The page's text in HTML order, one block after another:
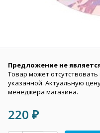
Предложение не
Товар может
указанной. Актуальную
менеджера магазина.
220 ₽